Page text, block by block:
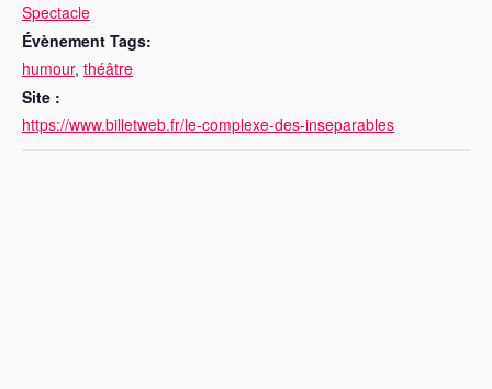
Spectacle
Évènement Tags:
humour, théâtre
Site :
https://www.billetweb.fr/le-complexe-des-inseparables